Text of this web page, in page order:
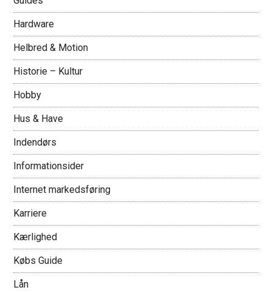
Hardware
Helbred & Motion
Historie – Kultur
Hobby
Hus & Have
Indendørs
Informationsider
Internet markedsføring
Karriere
Kærlighed
Købs Guide
Lån